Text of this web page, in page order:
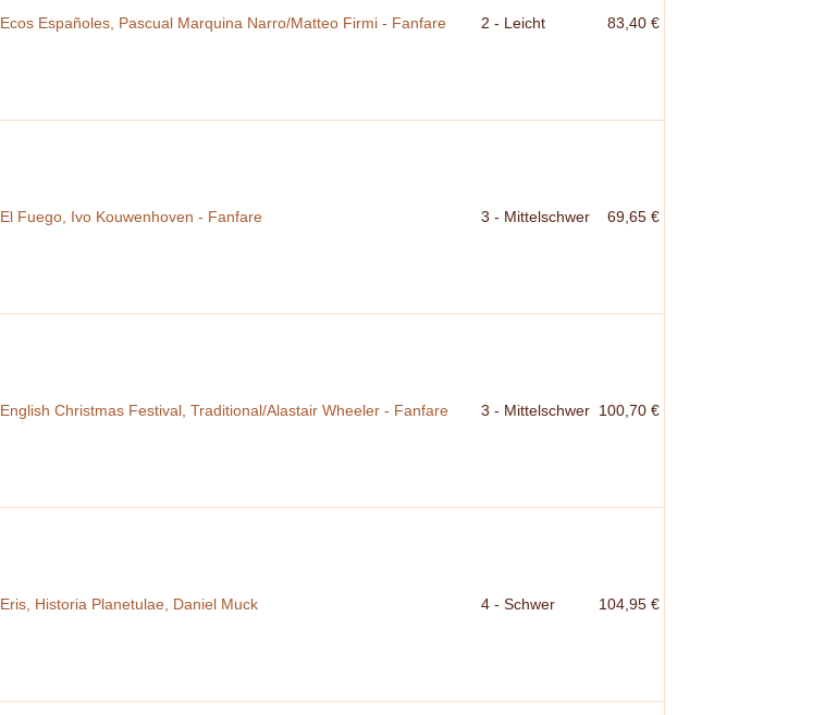
Ecos Españoles, Pascual Marquina Narro/Matteo Firmi - Fanfare 2 - Leicht 83,40 €
El Fuego, Ivo Kouwenhoven - Fanfare 3 - Mittelschwer 69,65 €
English Christmas Festival, Traditional/Alastair Wheeler - Fanfare 3 - Mittelschwer 100,70 €
Eris, Historia Planetulae, Daniel Muck 4 - Schwer 104,95 €